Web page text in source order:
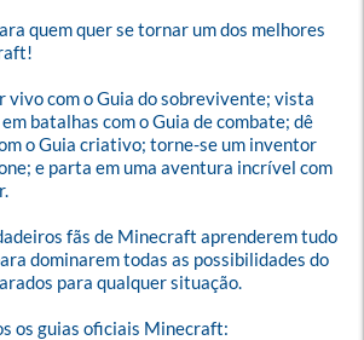
quem quer se tornar um dos melhores
vivo com o Guia do sobrevivente; vista
batalhas com o Guia de combate; dê
o Guia criativo; torne-se um inventor
e parta em uma aventura incrível com
fãs de Minecraft aprenderem tudo
dominarem todas as possibilidades do
para qualquer situação.
os guias oficiais Minecraft: